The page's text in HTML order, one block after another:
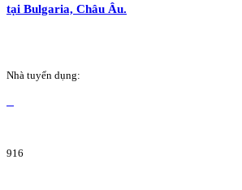
tại Bulgaria, Châu Âu.
Nhà tuyển dụng:
916